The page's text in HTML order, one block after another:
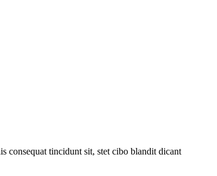
consequat tincidunt sit, stet cibo blandit dicant